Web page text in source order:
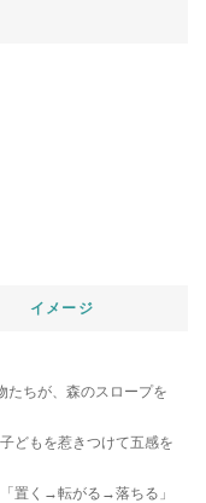
イメージ
たちが、森のスロープを
どもを惹きつけて五感を
置く→転がる→落ちる」